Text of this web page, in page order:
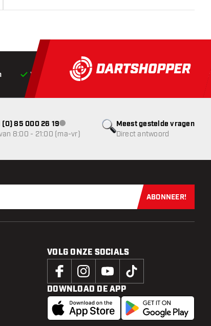
Voor 22:00 besteld,vandaag verstuurd*
Meest gestelde vragen
Direct antwoord
(0) 85 000 26 19klantenservice niet beschikbaar
8:00 - 21:00 (ma-vr)
Schrijf je
ABONNEER!
VOLG ONZE SOCIALS
DOWNLOAD DE APP